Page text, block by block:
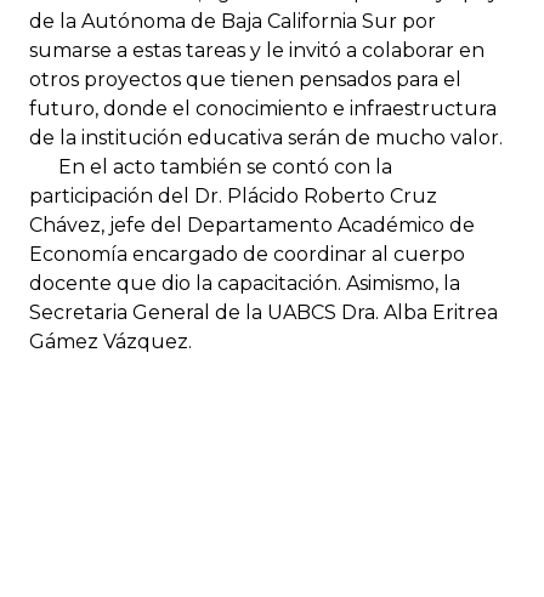
de la Autónoma de Baja California Sur por
sumarse a estas tareas y le invitó a colaborar en
otros proyectos que tienen pensados para el
futuro, donde el conocimiento e infraestructura
de la institución educativa serán de mucho valor.
En el acto también se contó con la
participación del Dr. Plácido Roberto Cruz
Chávez, jefe del Departamento Académico de
Economía encargado de coordinar al cuerpo
docente que dio la capacitación. Asimismo, la
Secretaria General de la UABCS Dra. Alba Eritrea
Gámez Vázquez.